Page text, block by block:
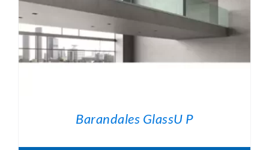
Barandales GlassU P